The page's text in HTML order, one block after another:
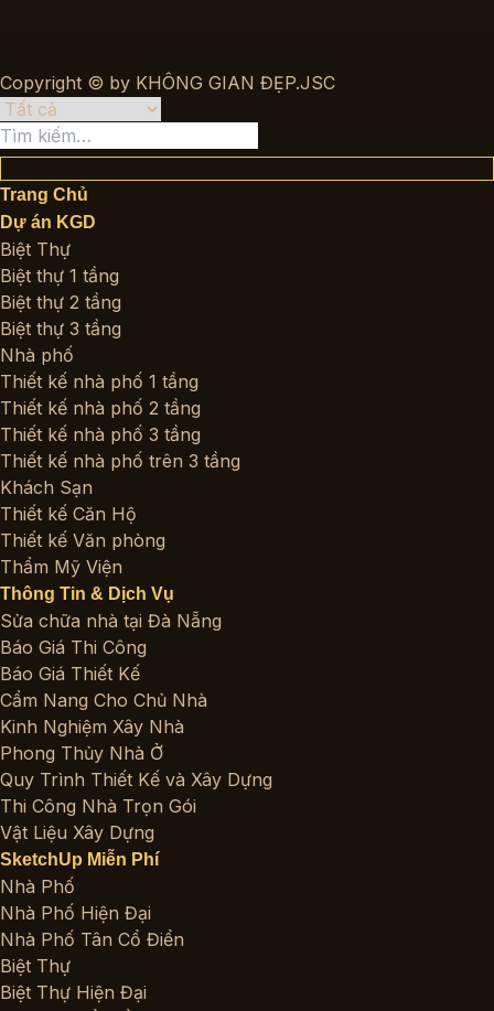
Copyright © by KHÔNG GIAN ĐẸP.JSC
Tìm
kiếm:
Trang Chủ
Dự án KGD
Biệt Thự
Biệt thự 1 tầng
Biệt thự 2 tầng
Biệt thự 3 tầng
Nhà phố
Thiết kế nhà phố 1 tầng
Thiết kế nhà phố 2 tầng
Thiết kế nhà phố 3 tầng
Thiết kế nhà phố trên 3 tầng
Khách Sạn
Thiết kế Căn Hộ
Thiết kế Văn phòng
Thẩm Mỹ Viện
Thông Tin & Dịch Vụ
Sửa chữa nhà tại Đà Nẵng
Báo Giá Thi Công
Báo Giá Thiết Kế
Cẩm Nang Cho Chủ Nhà
Kinh Nghiệm Xây Nhà
Phong Thủy Nhà Ở
Quy Trình Thiết Kế và Xây Dựng
Thi Công Nhà Trọn Gói
Vật Liệu Xây Dựng
SketchUp Miễn Phí
Nhà Phố
Nhà Phố Hiện Đại
Nhà Phố Tân Cổ Điển
Biệt Thự
Biệt Thự Hiện Đại